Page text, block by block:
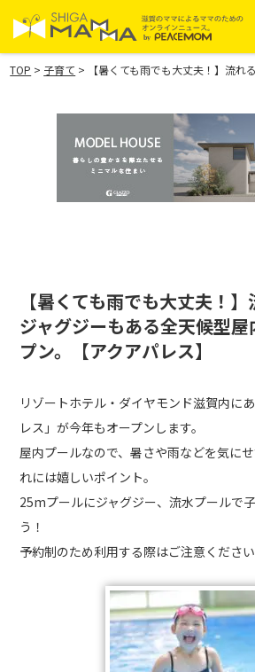
TOP > 子育て > 【暑くても雨でも大丈夫！】流
【暑くても雨でも大丈夫！
ジャグジーもある全天候型
プン。【アクアパレス】
リゾートホテル・ダイヤモンド滋賀内に
レス」が今年もオープンします。
屋内プールなので、暑さや雨などを気に
れには嬉しいポイント。
25mプールにジャグジー、流水プールで
う！
予約制のため利用する際はご注意ください